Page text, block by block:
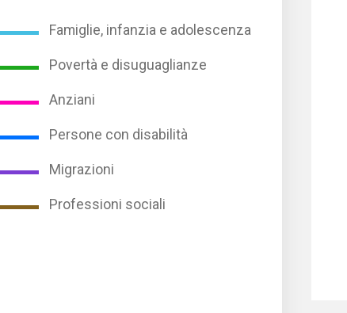
Famiglie, infanzia e adolescenza
Povertà e disuguaglianze
Anziani
Persone con disabilità
Migrazioni
Professioni sociali